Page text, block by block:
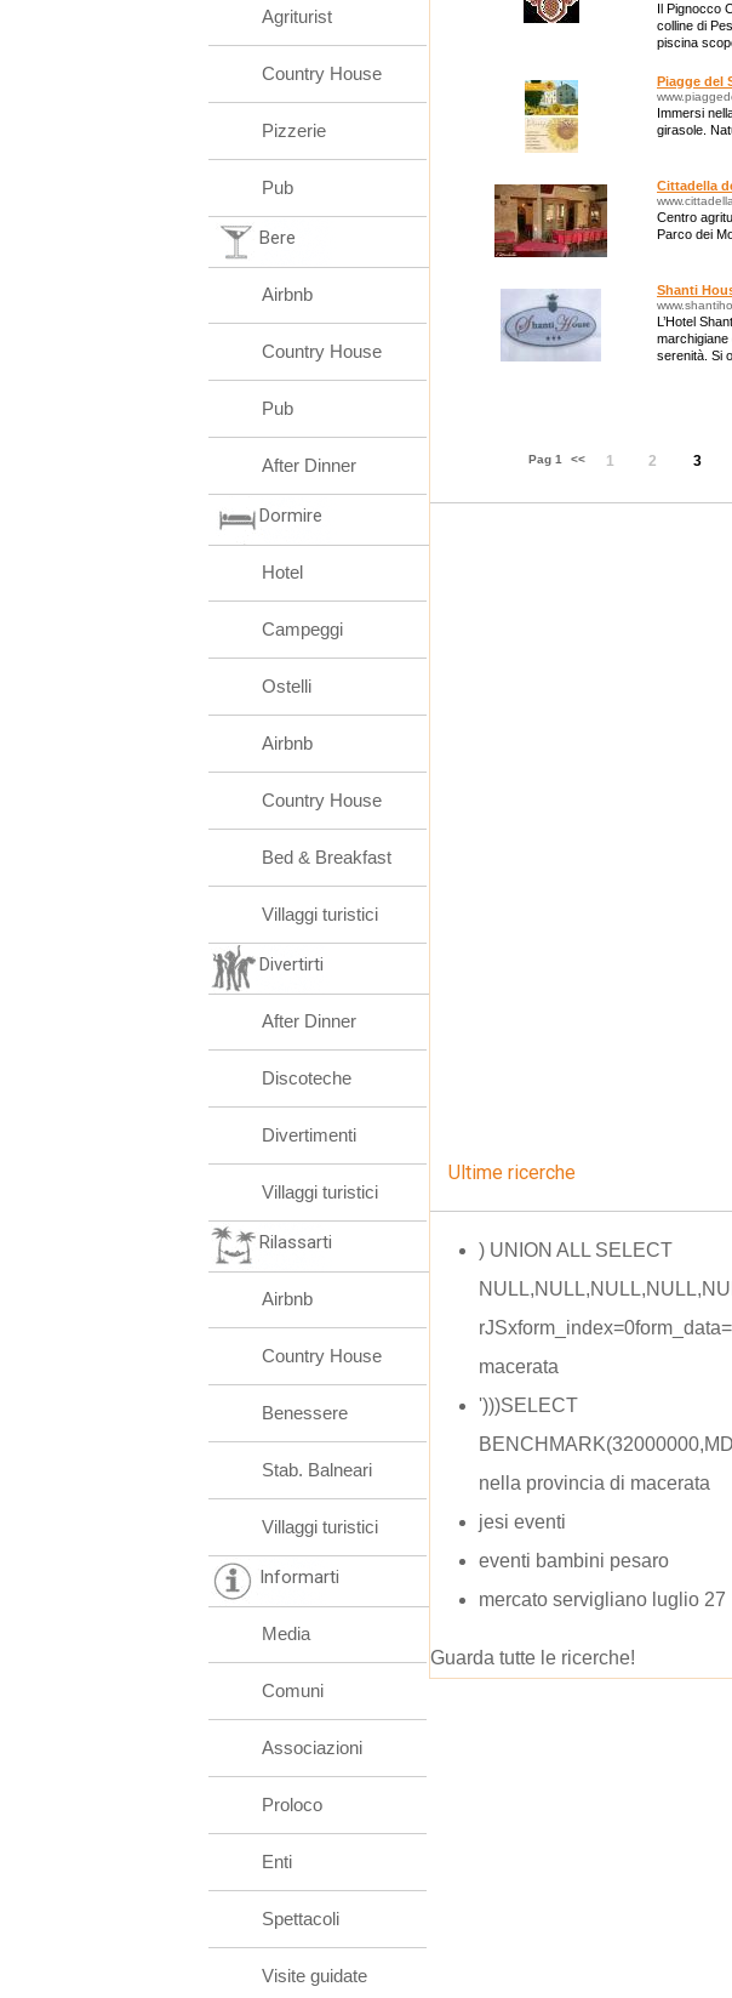
Il Pignocco
colline di
piscina
Piagge del
Immersi
girasole.
Cittadella
Centro
Parco dei
Shanti
L’Hotel
marchigiane
serenità. Si
Pag 1 << 1 2 3
Ultime ricerche
) UNION ALL SELECT
macerata
')))SELECT
nella provincia di macerata
jesi eventi
eventi bambini pesaro
mercato servigliano luglio 27
Guarda tutte le ricerche!
Agriturist
Country House
Pizzerie
Pub
Bere
Airbnb
Country House
Pub
After Dinner
Dormire
Hotel
Campeggi
Ostelli
Airbnb
Country House
Bed & Breakfast
Villaggi turistici
Divertirti
After Dinner
Discoteche
Divertimenti
Villaggi turistici
Rilassarti
Airbnb
Country House
Benessere
Stab. Balneari
Villaggi turistici
Informarti
Media
Comuni
Associazioni
Proloco
Enti
Spettacoli
Visite guidate